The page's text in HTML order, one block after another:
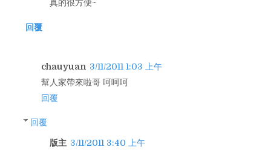
真的很方便~
回覆
chauyuan 3/11/2011 1:03 上午
幫人家帶來啦哥 呵呵呵
回覆
回覆
版主 3/11/2011 3:40 上午